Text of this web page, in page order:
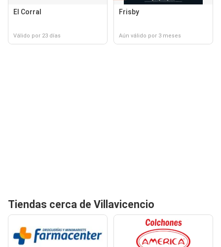
El Corral
Válido por 23 días
Frisby
Aún válido por 3 meses
Tiendas cerca de Villavicencio